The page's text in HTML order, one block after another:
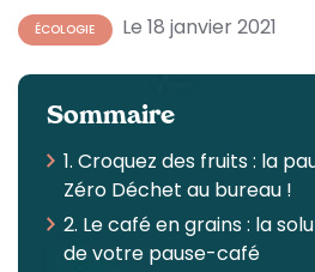
ÉCOLOGIE Le 18 janvier 2021
Sommaire
1. Croquez des fruits : la
Zéro Déchet au bureau !
2. Le café en grains : la
de votre pause-café